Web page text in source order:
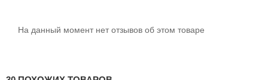
На данный момент нет отзывов об этом товаре